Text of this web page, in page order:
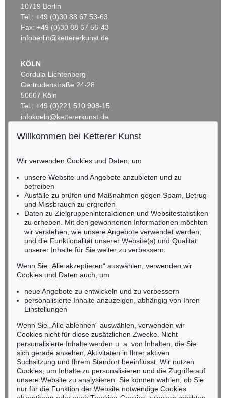
S. BALKENHOL
Mann mit weißem Hemd, 1993
Ergebnis:€ 78.750
Man on red line
Ergebnis:
Auktion 345 - Lot 384
Liegende Frau
, 1991
Ergebnis:€ 72.000
Auktion 514 - Lot 251
S. BALKENHOL
Mann mit blauem Hemd, 2003
Ergebnis:€ 67.500
Auktion 496 - Lot 122
S. BALKENHOL
Frau mit grauem Kleid , 1990
Ergebnis:€ 67.500
10719 Berlin
Tel.: +49 (0)30 88 67 53-63
Fax: +49 (0)30 88 67 56-43
infoberlin@kettererkunst.de
KÖLN
Cordula Lichtenberg
Gertrudenstraße 24-28
50667 Köln
Tel.: +49 (0)221 510 908-15
infokoeln@kettererkunst.de
RHEINLAND-PFALZ
Miriam Heß
Tel.: +49 (0)62 21 58 80-038
Fax: +49 (0)62 21 58 80-595
infoheidelberg@kettererkunst.de
NORDDEUTSCHLAND
Nico Kassel, M.A.
Tel.: +49 (0)89 55244-164
Mobil: +49 (0)171 8618661
n.kassel@kettererkunst.de
Keine Auktion mehr verpassen!
Wir informieren Sie rechtzeitig.
Jetzt zum Newsletter anmelden >
Willkommen bei Ketterer Kunst
Wir verwenden Cookies und Daten, um
unsere Website und Angebote anzubieten und zu
betreiben
Ausfälle zu prüfen und Maßnahmen gegen Spam, Betrug
und Missbrauch zu ergreifen
Daten zu Zielgruppeninteraktionen und Websitestatistiken
zu erheben. Mit den gewonnenen Informationen möchten
wir verstehen, wie unsere Angebote verwendet werden,
und die Funktionalität unserer Website(s) und Qualität
unserer Inhalte für Sie weiter zu verbessern.
Wenn Sie „Alle akzeptieren“ auswählen, verwenden wir
Cookies und Daten auch, um
neue Angebote zu entwickeln und zu verbessern
personalisierte Inhalte anzuzeigen, abhängig von Ihren
Einstellungen
Wenn Sie „Alle ablehnen“ auswählen, verwenden wir
Cookies nicht für diese zusätzlichen Zwecke. Nicht
personalisierte Inhalte werden u. a. von Inhalten, die Sie
sich gerade ansehen, Aktivitäten in Ihrer aktiven
Suchsitzung und Ihrem Standort beeinflusst. Wir nutzen
Cookies, um Inhalte zu personalisieren und die Zugriffe auf
unsere Website zu analysieren. Sie können wählen, ob Sie
nur für die Funktion der Website notwendige Cookies